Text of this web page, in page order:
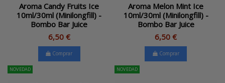
Aroma Candy Fruits Ice
10ml/30ml (Minilongfill) -
Bombo Bar Juice
6,50 €
Comprar
Aroma Melon Mint Ice
10ml/30ml (Minilongfill) -
Bombo Bar Juice
6,50 €
Comprar
NOVEDAD NOVEDAD